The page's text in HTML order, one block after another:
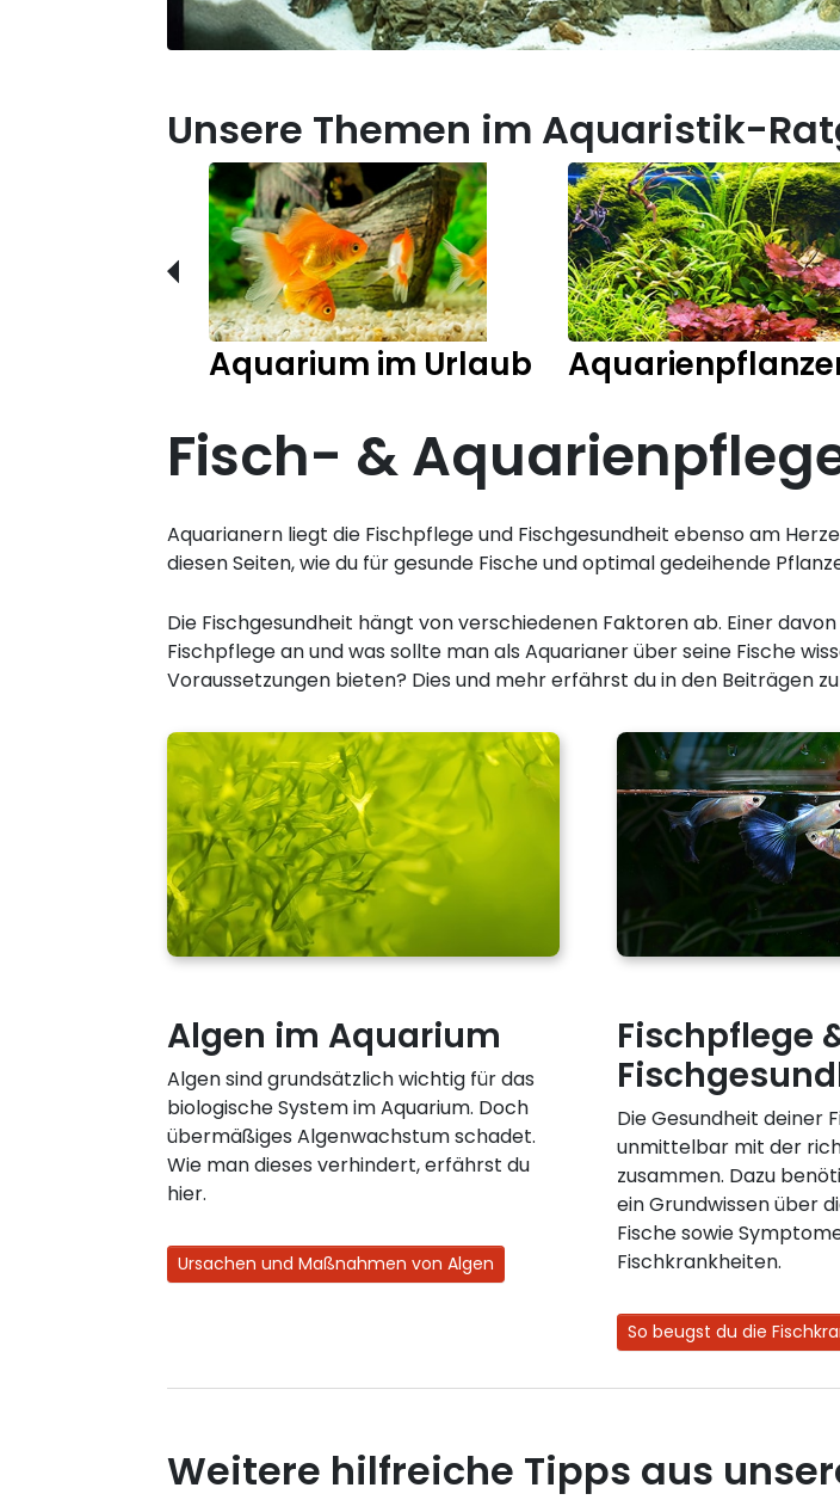
Unsere Themen im Aquaristik-
Aquarium im Urlaub
Fisch- &
Aquarianern liegt die Fischpflege und Fischgesundheit ebenso am
diesen Seiten, wie du für gesunde Fische und optimal gedeihende
Die Fischgesundheit hängt von verschiedenen Faktoren ab. Einer
Fischpflege an und was sollte man als Aquarianer über seine Fische
Voraussetzungen bieten? Dies und mehr erfährst du in den Beiträgen
Algen im Aquarium
Algen sind grundsätzlich wichtig für das
biologische System im Aquarium. Doch
übermäßiges Algenwachstum schadet.
Wie man dieses verhindert, erfährst du
hier.
Ursachen und Maßnahmen von Algen
Fischpflege
Die Gesundheit deiner
unmittelbar mit der
zusammen. Dazu
ein Grundwissen über
Fische sowie
Fischkrankheiten.
So beugst du die
Weitere hilfreiche Tipps aus